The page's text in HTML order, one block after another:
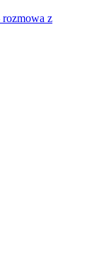
rozmowa z